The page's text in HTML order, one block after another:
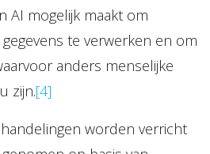
AI mogelijk maakt om
te verwerken en om
anders menselijke
zijn.[4]
worden verricht